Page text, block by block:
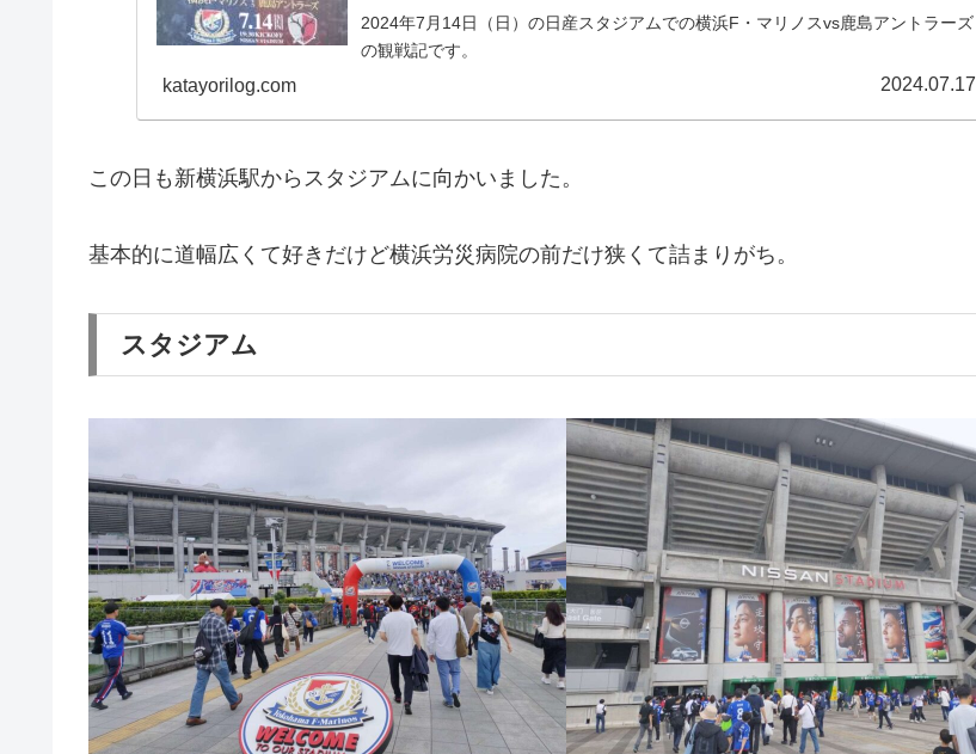
2024年7月14日（日）の日産スタジアムでの横浜F・マリノスvs鹿島アントラーズ
の観戦記です。
katayorilog.com 2024.07.17
この日も新横浜駅からスタジアムに向かいました。
基本的に道幅広くて好きだけど横浜労災病院の前だけ狭くて詰まりがち。
スタジアム